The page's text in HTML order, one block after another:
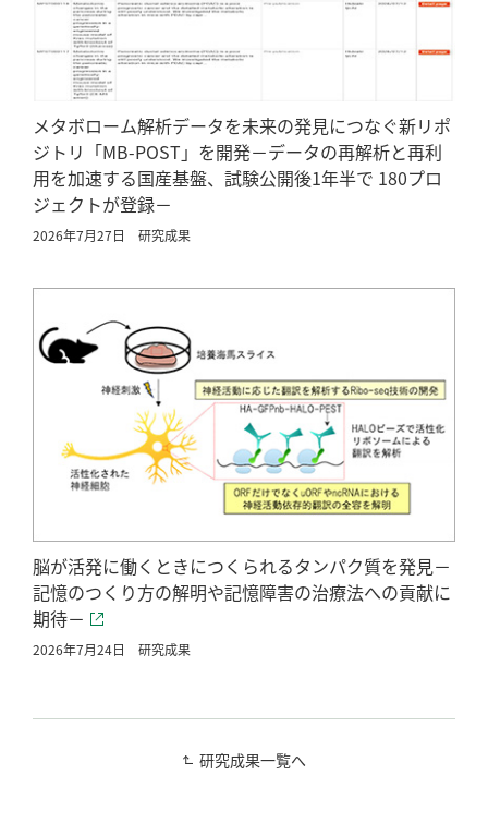
メタボローム解析データを未来の発見につなぐ新リポ
ジトリ「MB-POST」を開発－データの再解析と再利
用を加速する国産基盤、試験公開後1年半で 180プロ
ジェクトが登録－
2026年7月27日 研究成果
脳が活発に働くときにつくられるタンパク質を発見－
記憶のつくり方の解明や記憶障害の治療法への貢献に
期待－
2026年7月24日 研究成果
研究成果一覧へ